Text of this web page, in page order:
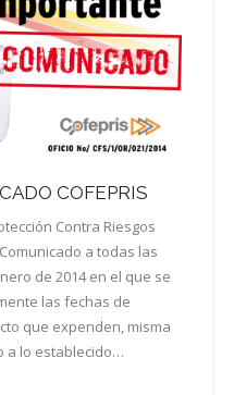
COFEPRIS
Contra Riesgos
a todas las
de 2014 en el que se
las fechas de
que expenden, misma
a lo establecido…